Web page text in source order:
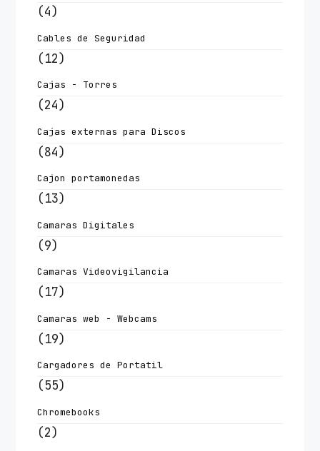
(4)
Cables de Seguridad
(12)
Cajas - Torres
(24)
Cajas externas para Discos
(84)
Cajon portamonedas
(13)
Camaras Digitales
(9)
Camaras Videovigilancia
(17)
Camaras web - Webcams
(19)
Cargadores de Portatil
(55)
Chromebooks
(2)